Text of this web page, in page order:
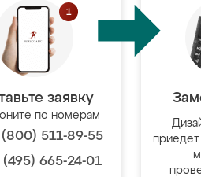
заявку
по номерам
511-89-55
665-24-01
приедет